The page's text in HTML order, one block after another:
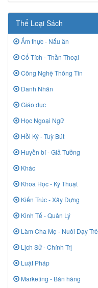
Thể Loại Sách
Ẩm thực - Nấu ăn
Cổ Tích - Thần Thoại
Công Nghệ Thông Tin
Danh Nhân
Giáo dục
Học Ngoại Ngữ
Hồi Ký - Tuỳ Bút
Huyền bí - Giả Tưởng
Khác
Khoa Học - Kỹ Thuật
Kiến Trúc - Xây Dựng
Kinh Tế - Quản Lý
Làm Cha Mẹ - Nuôi Dạy Trẻ
Lịch Sử - Chính Trị
Luật Pháp
Marketing - Bán hàng